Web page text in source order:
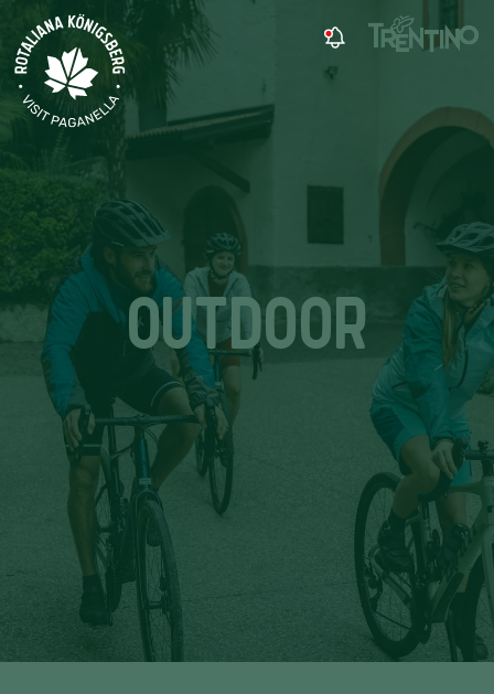
OUTDOOR